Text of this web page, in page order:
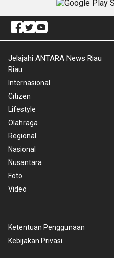
Jelajahi ANTARA News Riau
Riau
Internasional
Citizen
Lifestyle
Olahraga
Regional
Nasional
Nusantara
Foto
Video
Ketentuan Penggunaan
Kebijakan Privasi